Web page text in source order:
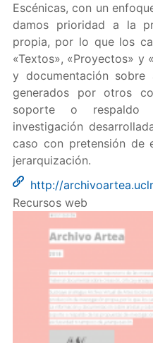
Escénicas, con un
damos prioridad a la
propia, por lo que los
«Textos», «Proyectos» y
y documentación
generados por otros
soporte o
investigación
caso con pretensión de
jerarquización.
http://
Recursos web